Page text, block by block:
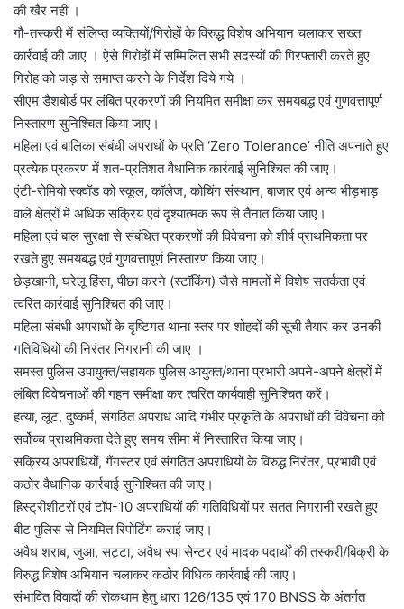
की खैर नही ।
गौ-तस्करी में संलिप्त व्यक्तियों/गिरोहों के विरुद्ध विशेष अभियान चलाकर सख्त
कार्रवाई की जाए । ऐसे गिरोहों में सम्मिलित सभी सदस्यों की गिरफ्तारी करते हुए
गिरोह को जड़ से समाप्त करने के निर्देश दिये गये ।
सीएम डैशबोर्ड पर लंबित प्रकरणों की नियमित समीक्षा कर समयबद्ध एवं गुणवत्तापूर्ण
निस्तारण सुनिश्चित किया जाए।
महिला एवं बालिका संबंधी अपराधों के प्रति ‘Zero Tolerance’ नीति अपनाते हुए
प्रत्येक प्रकरण में शत-प्रतिशत वैधानिक कार्रवाई सुनिश्चित की जाए।
एंटी-रोमियो स्क्वॉड को स्कूल, कॉलेज, कोचिंग संस्थान, बाजार एवं अन्य भीड़भाड़
वाले क्षेत्रों में अधिक सक्रिय एवं दृश्यात्मक रूप से तैनात किया जाए।
महिला एवं बाल सुरक्षा से संबंधित प्रकरणों की विवेचना को शीर्ष प्राथमिकता पर
रखते हुए समयबद्ध एवं गुणवत्तापूर्ण निस्तारण किया जाए।
छेड़खानी, घरेलू हिंसा, पीछा करने (स्टॉकिंग) जैसे मामलों में विशेष सतर्कता एवं
त्वरित कार्रवाई सुनिश्चित की जाए।
महिला संबंधी अपराधों के दृष्टिगत थाना स्तर पर शोहदों की सूची तैयार कर उनकी
गतिविधियों की निरंतर निगरानी की जाए ।
समस्त पुलिस उपायुक्त/सहायक पुलिस आयुक्त/थाना प्रभारी अपने-अपने क्षेत्रों में
लंबित विवेचनाओं की गहन समीक्षा कर त्वरित कार्यवाही सुनिश्चित करें।
हत्या, लूट, दुष्कर्म, संगठित अपराध आदि गंभीर प्रकृति के अपराधों की विवेचना को
सर्वोच्च प्राथमिकता देते हुए समय सीमा में निस्तारित किया जाए।
सक्रिय अपराधियों, गैंगस्टर एवं संगठित अपराधियों के विरुद्ध निरंतर, प्रभावी एवं
कठोर वैधानिक कार्रवाई सुनिश्चित की जाए।
हिस्ट्रीशीटरों एवं टॉप-10 अपराधियों की गतिविधियों पर सतत निगरानी रखते हुए
बीट पुलिस से नियमित रिपोर्टिंग कराई जाए।
अवैध शराब, जुआ, सट्टा, अवैध स्पा सेन्टर एवं मादक पदार्थों की तस्करी/बिक्री के
विरुद्ध विशेष अभियान चलाकर कठोर विधिक कार्रवाई की जाए।
संभावित विवादों की रोकथाम हेतु धारा 126/135 एवं 170 BNSS के अंतर्गत